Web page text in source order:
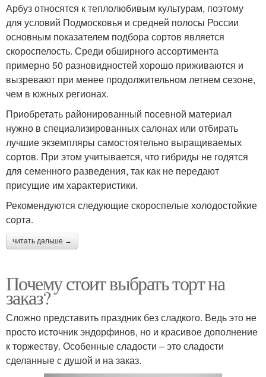
Арбуз относятся к теплолюбивым культурам, поэтому
для условий Подмосковья и средней полосы России
основным показателем подбора сортов является
скороспелость. Среди обширного ассортимента
примерно 50 разновидностей хорошо приживаются и
вызревают при менее продолжительном летнем сезоне,
чем в южных регионах.
Приобретать районированный посевной материал
нужно в специализированных салонах или отбирать
лучшие экземпляры самостоятельно выращиваемых
сортов. При этом учитывается, что гибриды не годятся
для семенного разведения, так как не передают
присущие им характеристики.
Рекомендуются следующие скороспелые холодостойкие
сорта.
читать дальше →
Почему стоит выбрать торт на
заказ?
Сложно представить праздник без сладкого. Ведь это не
просто источник эндорфинов, но и красивое дополнение
к торжеству. Особенные сладости – это сладости
сделанные с душой и на заказ.